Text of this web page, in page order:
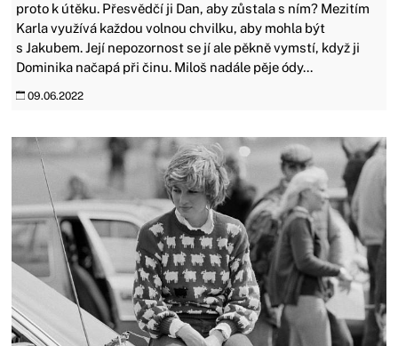
proto k útěku. Přesvědčí ji Dan, aby zůstala s ním? Mezitím
Karla využívá každou volnou chvilku, aby mohla být
s Jakubem. Její nepozornost se jí ale pěkně vymstí, když ji
Dominika načapá při činu. Miloš nadále pěje ódy...
09.06.2022